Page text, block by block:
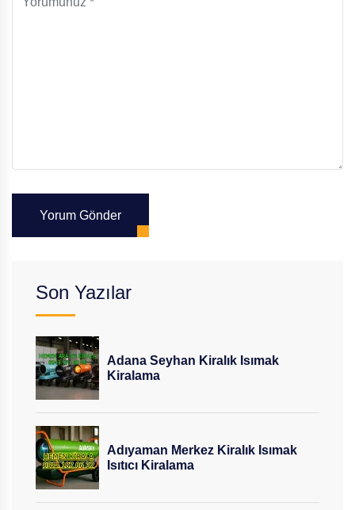
Yorum Gönder
Son Yazılar
Adana Seyhan Kiralık Isımak
Kiralama
Adıyaman Merkez Kiralık Isımak
Isıtıcı Kiralama